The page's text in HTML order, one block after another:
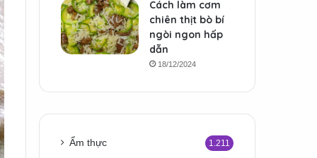
Cách làm cơm
chiên thịt bò bí
ngòi ngon hấp
dẫn
18/12/2024
Ẩm thực 1.211